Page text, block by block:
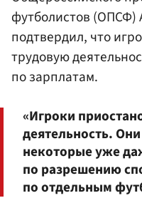
футболистов (ОПСФ)
подтвердил, что
трудовую
по зарплатам.
«Игроки
деятельность.
некоторые уже
по разрешению
по отдельным